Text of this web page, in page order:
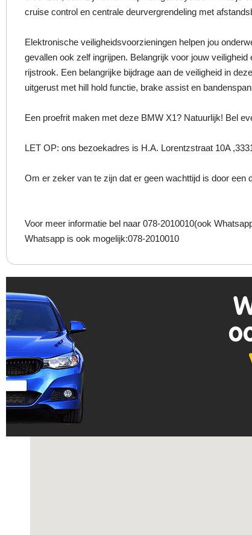
cruise control en centrale deurvergrendeling met
Elektronische veiligheidsvoorzieningen helpen jou
gevallen ook zelf ingrijpen. Belangrijk voor jouw
rijstrook. Een belangrijke bijdrage aan de veiligheid in
uitgerust met hill hold functie, brake assist en
Een proefrit maken met deze BMW X1? Natuurlijk! Bel
LET OP: ons bezoekadres is H.A. Lorentzstraat 10A
Om er zeker van te zijn dat er geen wachttijd is door een
Voor meer informatie bel naar 078-2010010(ook
Whatsapp is ook mogelijk:078-2010010